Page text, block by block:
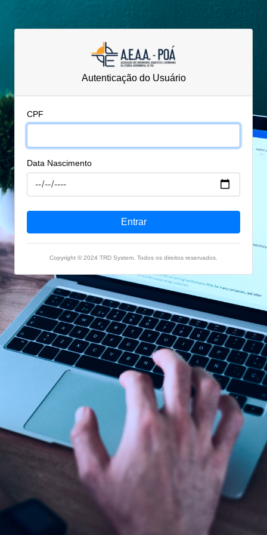
Autenticação do Usuário
CPF
Data Nascimento
Copyright © 2024 TRD System. Todos os direitos reservados.